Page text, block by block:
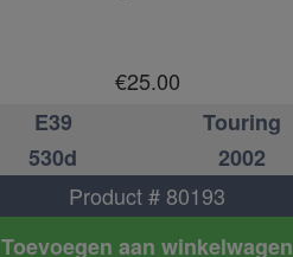
€25.00
E39
Touring
530d
2002
Product # 80193
Toevoegen aan winkelwagen